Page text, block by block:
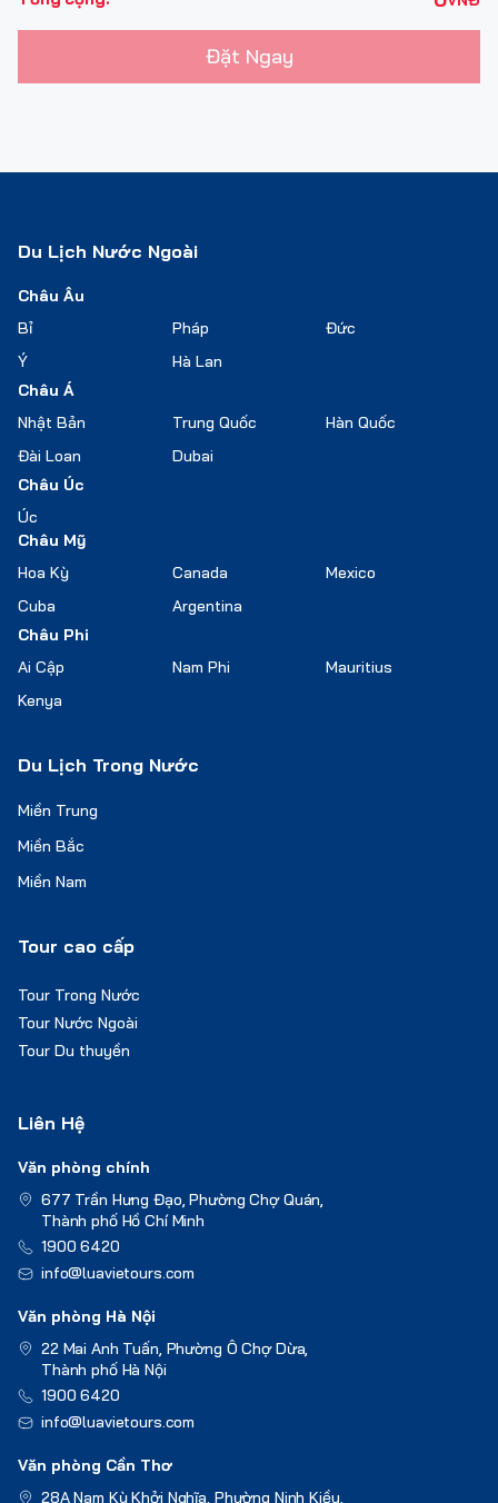
Đặt Ngay
Du Lịch Nước Ngoài
Châu Âu
Bỉ
Pháp
Đức
Ý
Hà Lan
Châu Á
Nhật Bản
Trung Quốc
Hàn Quốc
Đài Loan
Dubai
Châu Úc
Úc
Châu Mỹ
Hoa Kỳ
Canada
Mexico
Cuba
Argentina
Châu Phi
Ai Cập
Nam Phi
Mauritius
Kenya
Du Lịch Trong Nước
Miền Trung
Miền Bắc
Miền Nam
Tour cao cấp
Tour Trong Nước
Tour Nước Ngoài
Tour Du thuyền
Liên Hệ
Văn phòng chính
677 Trần Hưng Đạo, Phường Chợ Quán,
Thành phố Hồ Chí Minh
1900 6420
info@luavietours.com
Văn phòng Hà Nội
22 Mai Anh Tuấn, Phường Ô Chợ Dừa,
Thành phố Hà Nội
1900 6420
info@luavietours.com
Văn phòng Cần Thơ
28A Nam Kỳ Khởi Nghĩa, Phường Ninh Kiều,